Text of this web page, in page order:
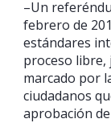
–Un
febrero de
estándares
proceso
marcado por
ciudadanos
aprobación